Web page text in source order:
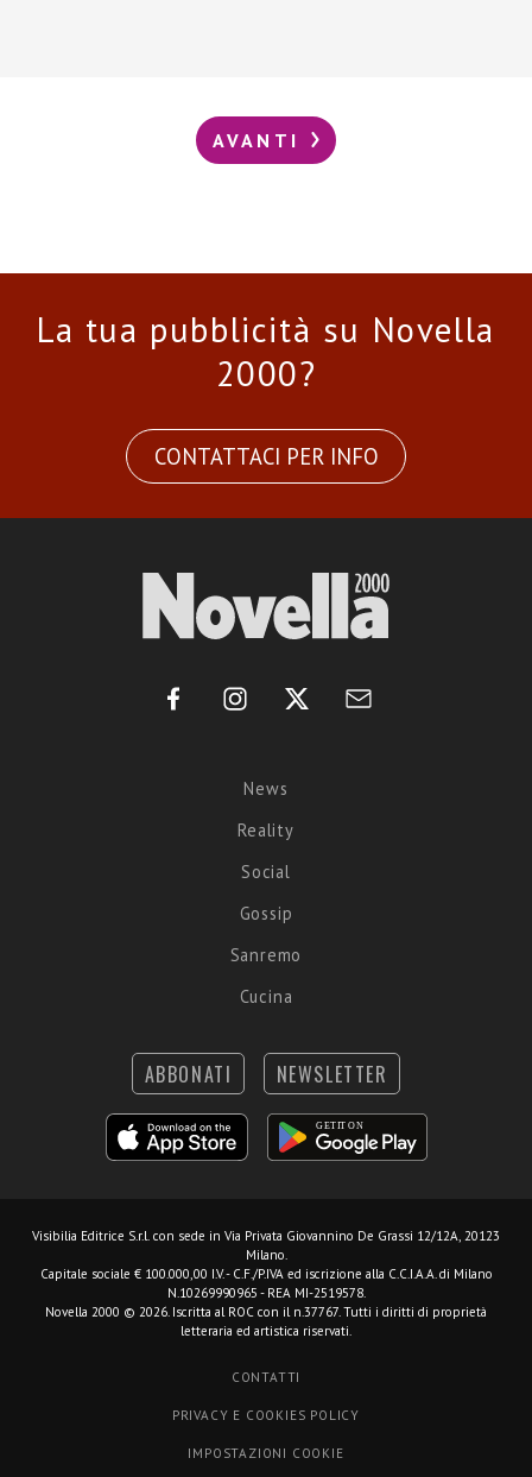
AVANTI
La tua pubblicità su Novella
2000?
CONTATTACI PER INFO
News
Reality
Social
Gossip
Sanremo
Cucina
ABBONATI NEWSLETTER
Visibilia Editrice S.r.l. con sede in Via Privata Giovannino De Grassi 12/12A, 20123
Milano.
Capitale sociale € 100.000,00 I.V. - C.F./P.IVA ed iscrizione alla C.C.I.A.A. di Milano
N.10269990965 - REA MI-2519578.
Novella 2000 © 2026. Iscritta al ROC con il n.37767. Tutti i diritti di proprietà
letteraria ed artistica riservati.
CONTATTI
PRIVACY E COOKIES POLICY
IMPOSTAZIONI COOKIE